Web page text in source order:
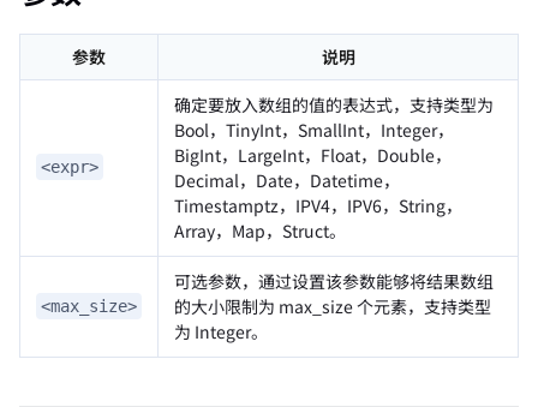
参数 说明
<expr>
确定要放入数组的值的表达式，支持类型为
Bool，TinyInt，SmallInt，Integer，
BigInt，LargeInt，Float，Double，
Decimal，Date，Datetime，
Timestamptz，IPV4，IPV6，String，
Array，Map，Struct。
<max_size>
可选参数，通过设置该参数能够将结果数组
的大小限制为 max_size 个元素，支持类型
为 Integer。